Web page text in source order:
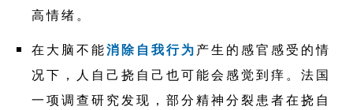
高情绪。
在大脑不能消除自我行为产生的感官感受的情
况下，人自己挠自己也可能会感觉到痒。法国
一项调查研究发现，部分精神分裂患者在挠自